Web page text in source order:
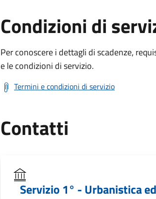
Condizioni di
Per conoscere i dettagli di scadenze,
e le condizioni di servizio.
Termini e condizioni di servizio
Contatti
Servizio 1° - Urbanistica